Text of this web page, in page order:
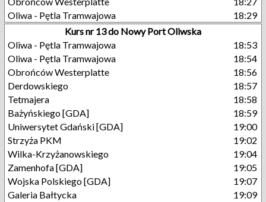
Oliwa - Pętla Tramwajowa
18:29
Kurs nr 13 do Nowy Port Oliwska
Oliwa - Pętla Tramwajowa
18:53
Oliwa - Pętla Tramwajowa
18:54
Obrońców Westerplatte
18:56
Derdowskiego
18:57
Tetmajera
18:58
Bażyńskiego [GDA]
18:59
Uniwersytet Gdański [GDA]
19:00
Strzyża PKM
19:02
Wilka-Krzyżanowskiego
19:04
Zamenhofa [GDA]
19:05
Wojska Polskiego [GDA]
19:07
Galeria Bałtycka
19:09